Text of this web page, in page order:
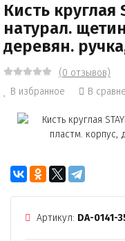
Кисть круглая
натурал.
деревян.
(0 отзывов)
В избранное
В
Артикул: DA-0141-